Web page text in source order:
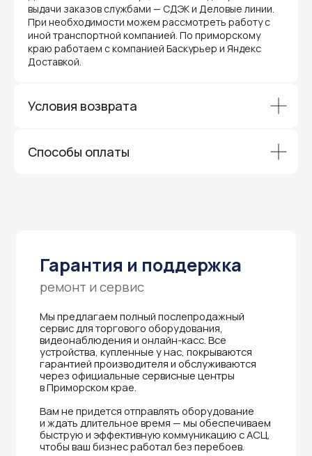
выдачи заказов службами — СДЭК и Деловые линии.
При необходимости можем рассмотреть работу с
иной транспортной компанией. По приморскому
краю работаем с компанией Баскурьер и Яндекс
Доставкой.
Условия возврата
Способы оплаты
видеонаблюдения и онлайн-касс. Все
устройства, купленные у нас, покрываются
гарантией производителя и обслуживаются
через официальные сервисные центры
в Приморском крае.
чтобы ваш бизнес работал без перебоев.